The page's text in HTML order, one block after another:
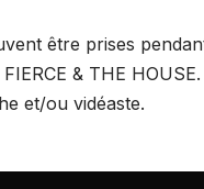
être prises
& THE
et/ou vidéaste.